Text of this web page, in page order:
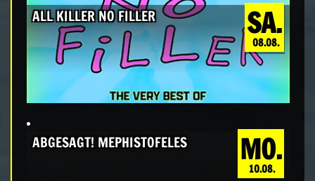
SA.
08.08.
ALL KILLER NO FILLER
MO.
10.08.
ABGESAGT! MEPHISTOFELES